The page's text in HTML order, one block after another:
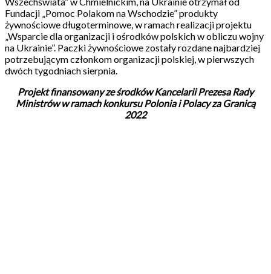
Fundacji „Pomoc Polakom na Wschodzie” produkty
żywnościowe długoterminowe, w ramach realizacji projektu
„Wsparcie dla organizacji i ośrodków polskich w obliczu wojny
na Ukrainie”. Paczki żywnościowe zostały rozdane najbardziej
potrzebującym członkom organizacji polskiej, w pierwszych
dwóch tygodniach sierpnia.
Projekt finansowany ze środków Kancelarii Prezesa Rady
Ministrów w ramach konkursu Polonia i Polacy za Granicą
2022